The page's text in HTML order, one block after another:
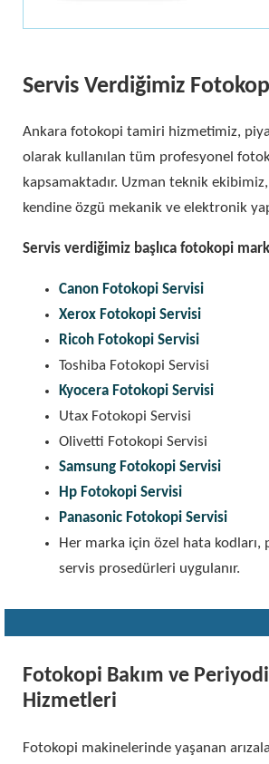
Servis Verdiğimiz
Ankara fotokopi tamiri hizmetimiz,
olarak kullanılan tüm profesyonel
kapsamaktadır. Uzman teknik
kendine özgü mekanik ve elektronik
Servis verdiğimiz başlıca fotokopi
Canon Fotokopi Servisi
Xerox Fotokopi Servisi
Ricoh Fotokopi Servisi
Toshiba Fotokopi Servisi
Kyocera Fotokopi Servisi
Utax Fotokopi Servisi
Olivetti Fotokopi Servisi
Samsung Fotokopi Servisi
Hp Fotokopi Servisi
Panasonic Fotokopi Servisi
Her marka için özel hata kodları,
servis prosedürleri uygulanır.
Fotokopi Bakım ve
Hizmetleri
Fotokopi makinelerinde yaşanan